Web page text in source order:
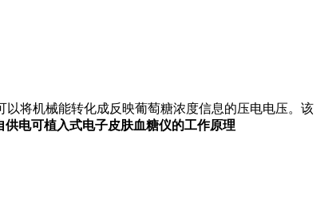
以将机械能转化成反映葡萄糖浓度信息的压电电压。该
供电可植入式电子皮肤血糖仪的工作原理